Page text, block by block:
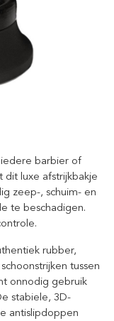
iedere barbier of
luxe afstrijkbakje
zeep-, schuim- en
te beschadigen.
rubber,
tussen
onnodig gebruik
stabiele, 3D-
antislipdoppen